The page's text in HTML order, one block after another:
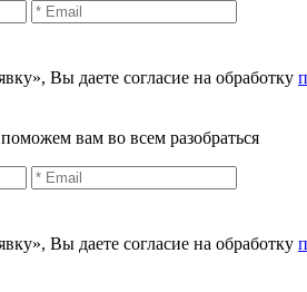
Вы даете согласие на обработку
вам во всем разобраться
Вы даете согласие на обработку